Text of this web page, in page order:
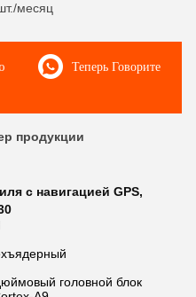
месяц
Теперь Говорите
продукции
с навигацией GPS,
головной блок